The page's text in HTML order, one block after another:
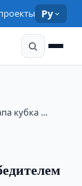
Ру
кубка …